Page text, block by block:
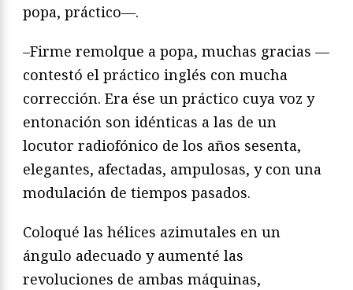
popa, práctico—.
–Firme remolque a popa, muchas gracias —
contestó el práctico inglés con mucha
corrección. Era ése un práctico cuya voz y
entonación son idénticas a las de un
locutor radiofónico de los años sesenta,
elegantes, afectadas, ampulosas, y con una
modulación de tiempos pasados.
Coloqué las hélices azimutales en un
ángulo adecuado y aumenté las
revoluciones de ambas máquinas,